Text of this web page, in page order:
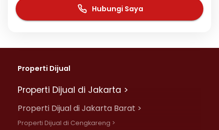
Hubungi Saya
Properti Dijual
Properti Dijual di Jakarta >
Properti Dijual di Jakarta Barat >
Properti Dijual di Cengkareng >